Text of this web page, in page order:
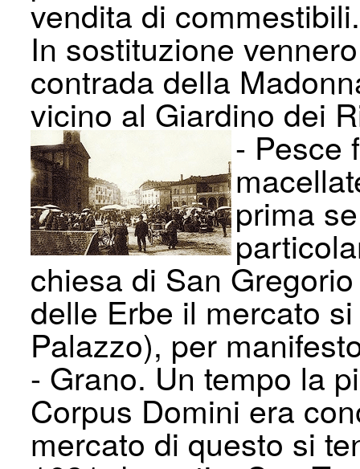
vendita di commestibili.
In sostituzione
contrada della
vicino al Giardino dei
- Pesce
prima
chiesa di San
delle Erbe il mercato
Palazzo), per
- Grano. Un tempo la
Corpus Do­mini era
mercato di questo si